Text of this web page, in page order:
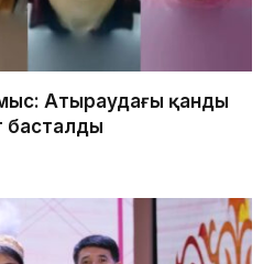
Атыраудағы қанды
басталды